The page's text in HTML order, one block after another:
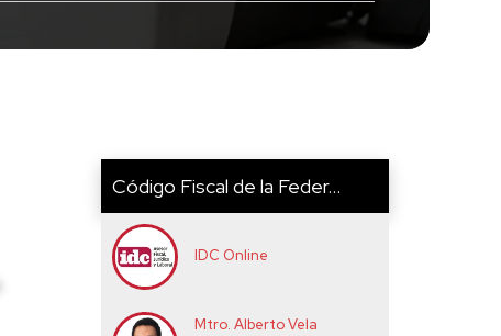
Código Fiscal de la Feder...
IDC Online
Mtro. Alberto Vela